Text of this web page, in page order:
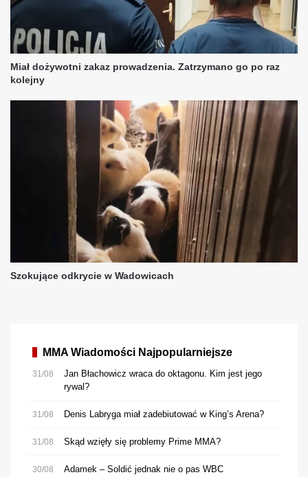
MMA Wiadomości Najpopularniejsze
31/08
Jan Błachowicz wraca do oktagonu. Kim jest jego
rywal?
31/08 Denis Labryga miał zadebiutować w King’s Arena?
31/08 Skąd wzięły się problemy Prime MMA?
30/08 Adamek – Soldić jednak nie o pas WBC